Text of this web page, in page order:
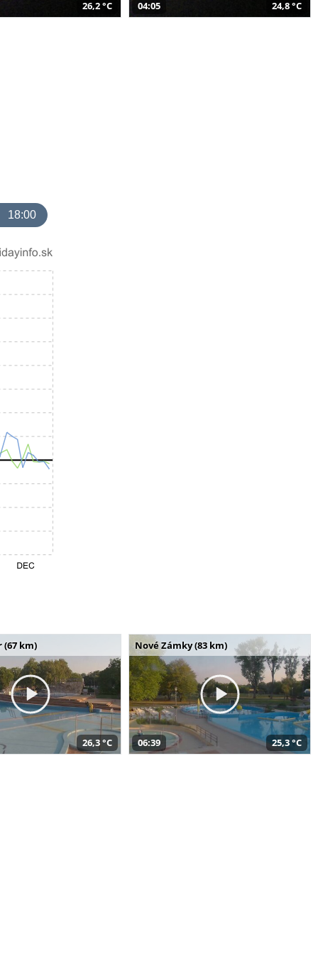
26,2 °C 04:05 24,8 °C
18:00
(67 km)
26,3 °C
Nové Zámky (83 km)
06:39 25,3 °C